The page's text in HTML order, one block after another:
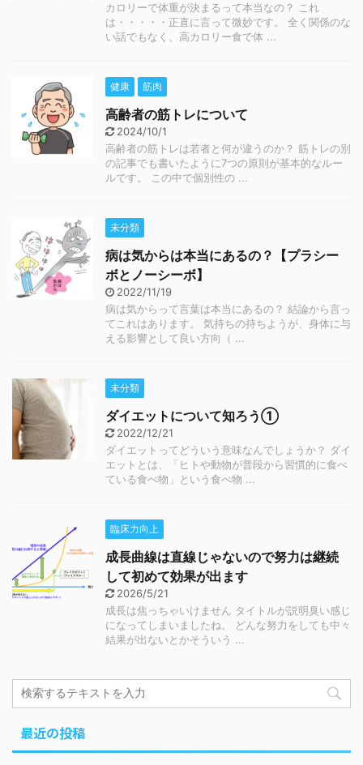
カロリーで体重が決まるって本当なの？ これ
は・・・・・正直に言って微妙です。 全く関係のな
い話でもなく、高カロリー食で体 ...
健康 筋肉
高齢者の筋トレについて
2024/10/1
高齢者の筋トレは若者と何が違うのか？ 筋トレの別
の記事でも書いたように7つの原則が基本的なルー
ルです。 この中で個別性の ...
未分類
病は気からは本当にあるの？【プラシー
ボとノーシーボ】
2022/11/19
病は気からって言葉は本当にあるの？ 結論から言っ
てこれはあります。 気持ちの持ちようが、身体に与
える影響として良い方向（ ...
未分類
ダイエットについて知ろう①
2022/12/21
ダイエットってどういう意味なんでしょうか？ ダイ
エットとは、「ヒトや動物が普段から習慣的に食べ
ている食べ物」という食べ物 ...
臨床力向上
成長曲線は直線じゃないので努力は継続
して初めて効果が出ます
2026/5/21
成長は焦っちゃいけません タイトルが説明臭い感じ
になってしまいましたね。 どんな努力をしても中々
結果が出ないとかそういう ...
最近の投稿